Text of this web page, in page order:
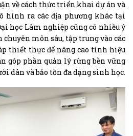
về cách thức triển khai dự án và
hình ra các địa phương khác tại
học Lâm nghiệp cũng có nhiều ý
môn sâu, tập trung vào các
thiết thực để nâng cao tính hiệu
góp phần quản lý rừng bền vững
dân và bảo tồn đa dạng sinh học.